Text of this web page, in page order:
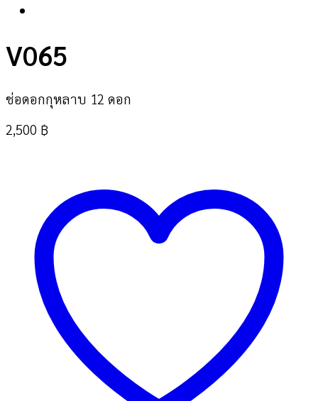
V065
ช่อดอกกุหลาบ 12 ดอก
2,500 ฿